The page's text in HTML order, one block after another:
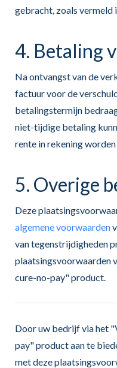
gebracht, zoals vermeld
4. Betaling
Na ontvangst van de
factuur voor de
betalingstermijn
niet-tijdige betaling
rente in rekening
5. Overige
Deze
algemene voorwaarden
van tegenstrijdigheden
plaatsingsvoorwaarden
cure-no-pay" product.
Door uw bedrijf via het
pay" product aan te
met deze